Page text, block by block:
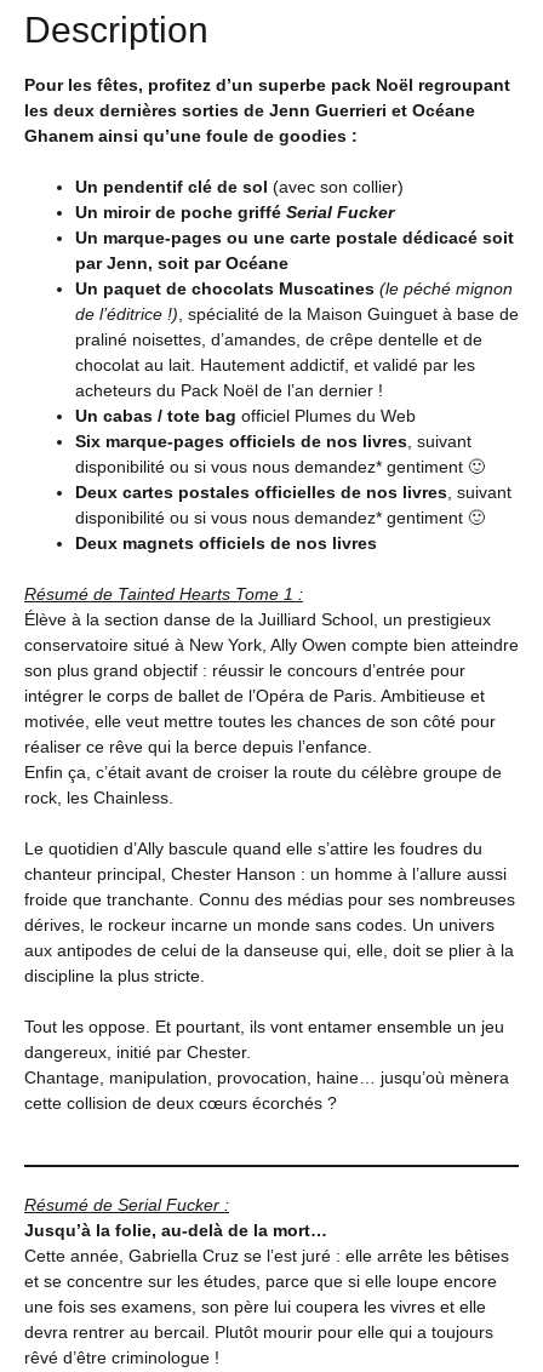
Description
Pour les fêtes, profitez d’un superbe pack Noël regroupant
les deux dernières sorties de Jenn Guerrieri et Océane
Ghanem ainsi qu’une foule de goodies :
Un pendentif clé de sol (avec son collier)
Un miroir de poche griffé Serial Fucker
Un marque-pages ou une carte postale dédicacé soit
par Jenn, soit par Océane
Un paquet de chocolats Muscatines (le péché mignon
de l’éditrice !) , spécialité de la Maison Guinguet à base de
praliné noisettes, d’amandes, de crêpe dentelle et de
chocolat au lait. Hautement addictif, et validé par les
acheteurs du Pack Noël de l’an dernier !
Un cabas / tote bag officiel Plumes du Web
Six marque-pages officiels de nos livres , suivant
disponibilité ou si vous nous demandez* gentiment 🙂
Deux cartes postales officielles de nos livres , suivant
disponibilité ou si vous nous demandez* gentiment 🙂
Deux magnets officiels de nos livres
Résumé de Tainted Hearts Tome 1 :
Élève à la section danse de la Juilliard School, un prestigieux
conservatoire situé à New York, Ally Owen compte bien atteindre
son plus grand objectif : réussir le concours d’entrée pour
intégrer le corps de ballet de l’Opéra de Paris. Ambitieuse et
motivée, elle veut mettre toutes les chances de son côté pour
réaliser ce rêve qui la berce depuis l’enfance.
Enfin ça, c’était avant de croiser la route du célèbre groupe de
rock, les Chainless.
Le quotidien d’Ally bascule quand elle s’attire les foudres du
chanteur principal, Chester Hanson : un homme à l’allure aussi
froide que tranchante. Connu des médias pour ses nombreuses
dérives, le rockeur incarne un monde sans codes. Un univers
aux antipodes de celui de la danseuse qui, elle, doit se plier à la
discipline la plus stricte.
Tout les oppose. Et pourtant, ils vont entamer ensemble un jeu
dangereux, initié par Chester.
Chantage, manipulation, provocation, haine… jusqu’où mènera
cette collision de deux cœurs écorchés ?
Résumé de Serial Fucker :
Jusqu’à la folie, au-delà de la mort…
Cette année, Gabriella Cruz se l’est juré : elle arrête les bêtises
et se concentre sur les études, parce que si elle loupe encore
une fois ses examens, son père lui coupera les vivres et elle
devra rentrer au bercail. Plutôt mourir pour elle qui a toujours
rêvé d’être criminologue !